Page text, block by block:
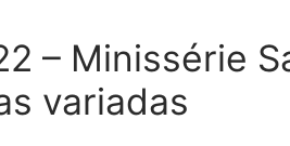
– Minissérie
variadas